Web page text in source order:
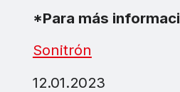
*Para más
Sonitrón
12.01.2023